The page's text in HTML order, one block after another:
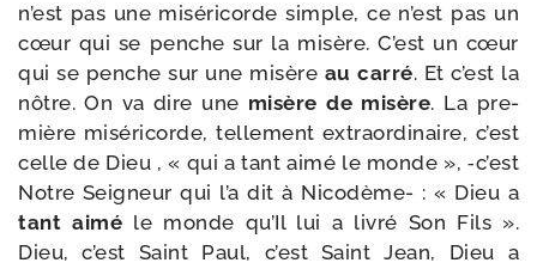
n’est pas une misé­ri­corde simple, ce n’est pas un
cœur qui se penche sur la misère. C’est un cœur
qui se penche sur une misère au car­ré. Et c’est la
nôtre. On va dire une misère de misère. La pre­
mière misé­ri­corde, tel­le­ment extra­or­di­naire, c’est
celle de Dieu , « qui a tant aimé le monde », ‑c’est
Notre Seigneur qui l’a dit à Nicodème- : « Dieu a
tant aimé le monde qu’Il lui a livré Son Fils ».
Dieu, c’est Saint Paul, c’est Saint Jean, Dieu a